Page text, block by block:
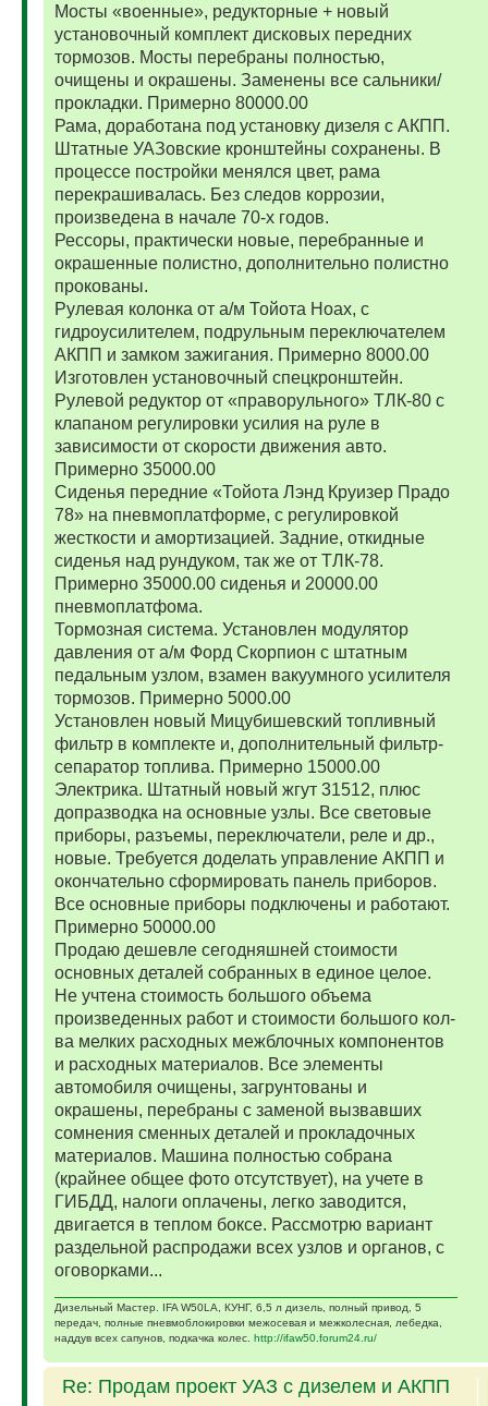
Мосты «военные», редукторные + новый
установочный комплект дисковых передних
тормозов. Мосты перебраны полностью,
очищены и окрашены. Заменены все сальники/
прокладки. Примерно 80000.00
Рама, доработана под установку дизеля с АКПП.
Штатные УАЗовские кронштейны сохранены. В
процессе постройки менялся цвет, рама
перекрашивалась. Без следов коррозии,
произведена в начале 70-х годов.
Рессоры, практически новые, перебранные и
окрашенные полистно, дополнительно полистно
прокованы.
Рулевая колонка от а/м Тойота Ноах, с
гидроусилителем, подрульным переключателем
АКПП и замком зажигания. Примерно 8000.00
Изготовлен установочный спецкронштейн.
Рулевой редуктор от «праворульного» ТЛК-80 с
клапаном регулировки усилия на руле в
зависимости от скорости движения авто.
Примерно 35000.00
Сиденья передние «Тойота Лэнд Круизер Прадо
78» на пневмоплатформе, с регулировкой
жесткости и амортизацией. Задние, откидные
сиденья над рундуком, так же от ТЛК-78.
Примерно 35000.00 сиденья и 20000.00
пневмоплатфома.
Тормозная система. Установлен модулятор
давления от а/м Форд Скорпион с штатным
педальным узлом, взамен вакуумного усилителя
тормозов. Примерно 5000.00
Установлен новый Мицубишевский топливный
фильтр в комплекте и, дополнительный фильтр-
сепаратор топлива. Примерно 15000.00
Электрика. Штатный новый жгут 31512, плюс
допразводка на основные узлы. Все световые
приборы, разъемы, переключатели, реле и др.,
новые. Требуется доделать управление АКПП и
окончательно сформировать панель приборов.
Все основные приборы подключены и работают.
Примерно 50000.00
Продаю дешевле сегодняшней стоимости
основных деталей собранных в единое целое.
Не учтена стоимость большого объема
произведенных работ и стоимости большого кол-
ва мелких расходных межблочных компонентов
и расходных материалов. Все элементы
автомобиля очищены, загрунтованы и
окрашены, перебраны с заменой вызвавших
сомнения сменных деталей и прокладочных
материалов. Машина полностью собрана
(крайнее общее фото отсутствует), на учете в
ГИБДД, налоги оплачены, легко заводится,
двигается в теплом боксе. Рассмотрю вариант
раздельной распродажи всех узлов и органов, с
оговорками...
Дизельный Мастер. IFA W50LA, КУНГ, 6,5 л дизель, полный привод, 5
передач, полные пневмоблокировки межосевая и межколесная, лебедка,
наддув всех сапунов, подкачка колес. http://ifaw50.forum24.ru/
Re: Продам проект УАЗ с дизелем и АКПП